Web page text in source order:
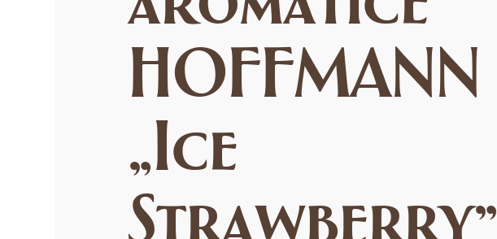
HOFFMANN
„Ice
Strawberry”